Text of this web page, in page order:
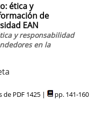
ética y
de
EAN
y responsabilidad
en la
de PDF 1425 | pp. 141-160